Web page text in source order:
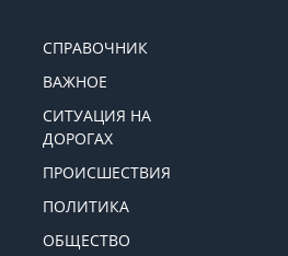
СПРАВОЧНИК
ВАЖНОЕ
ДОРОГАХ
ПРОИСШЕСТВИЯ
ПОЛИТИКА